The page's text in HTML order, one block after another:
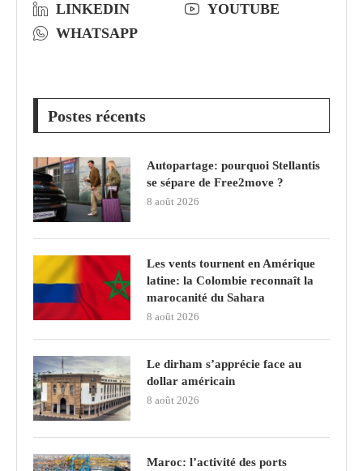
LINKEDIN
YOUTUBE
WHATSAPP
Postes récents
Autopartage: pourquoi Stellantis
se sépare de Free2move ?
8 août 2026
Les vents tournent en Amérique
latine: la Colombie reconnaît la
marocanité du Sahara
8 août 2026
Le dirham s’apprécie face au
dollar américain
8 août 2026
Maroc: l’activité des ports